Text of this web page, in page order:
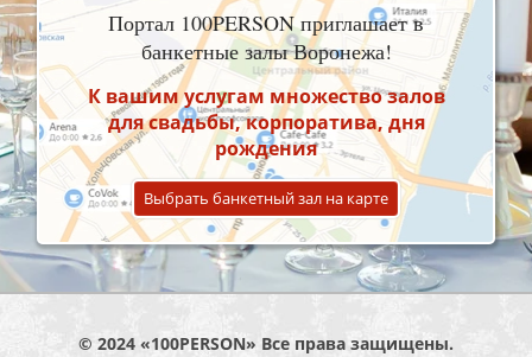
Портал 100PERSON приглашает в
банкетные залы Воронежа!
К вашим услугам множество залов
для свадьбы, корпоратива, дня
рождения
Выбрать банкетный зал на карте
© 2024 «100PERSON» Все права защищены.